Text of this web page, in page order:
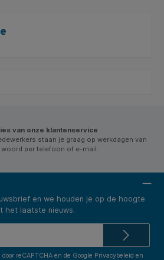
van onze klantenservice
staan je graag op werkdagen van
woord per telefoon of e-mail.
en we houden je op de hoogte
het laatste nieuws.
reCAPTCHA en de Google Privacybeleid en